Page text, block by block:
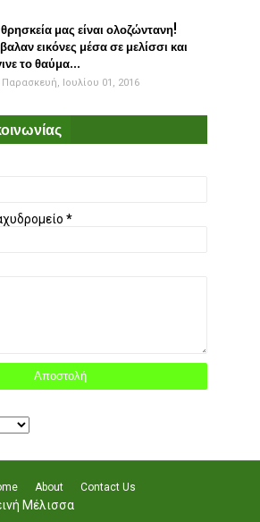
μας είναι ολοζώντανη!
εικόνες μέσα σε μελίσσι και
το θαύμα...
Παρασκευή, Ιουλίου 01, 2016
*
About Contact Us
Μέλισσα